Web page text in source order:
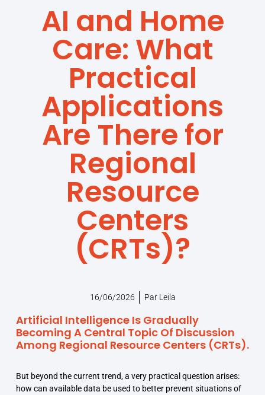
AI and Home
Care: What
Practical
Applications
Are There for
Regional
Resource
Centers
(CRTs)?
16/06/2026 ParLeila
Artificial Intelligence Is Gradually
Becoming A Central Topic Of Discussion
Among Regional Resource Centers (CRTs).
But beyond the current trend, a very practical question arises:
how can available data be used to better prevent situations of